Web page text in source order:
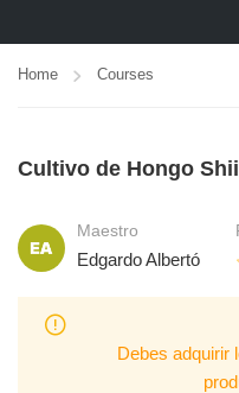
Home Courses
Cultivo de Hongo
Maestro
Edgardo Albertó
Debes adquirir